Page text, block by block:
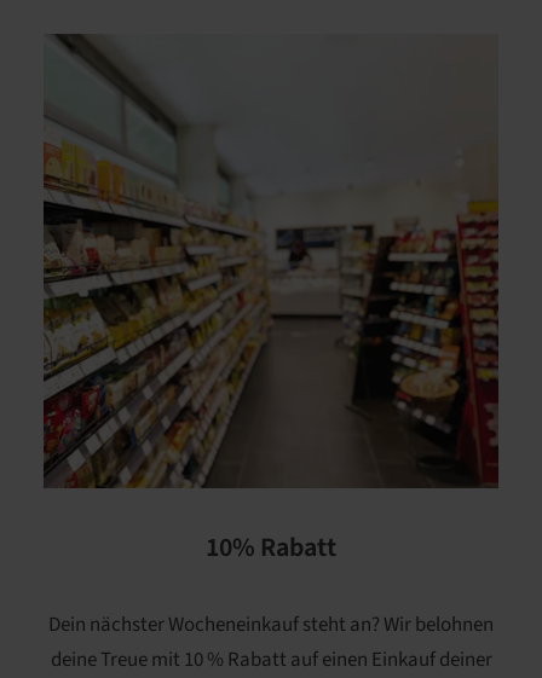
10% Rabatt
Dein nächster Wocheneinkauf steht an? Wir belohnen
deine Treue mit 10 % Rabatt auf einen Einkauf deiner